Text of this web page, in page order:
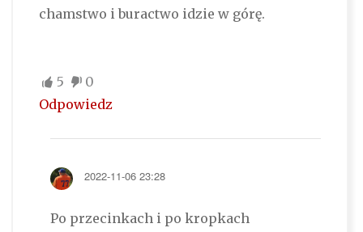
chamstwo i buractwo idzie w górę.
5
0
Odpowiedz
2022-11-06 23:28
Po przecinkach i po kropkach